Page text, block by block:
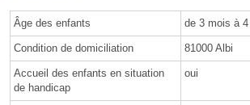
Âge des enfants de 3 mois à 4
Condition de domiciliation 81000 Albi
Accueil des enfants en situation
de handicap
oui